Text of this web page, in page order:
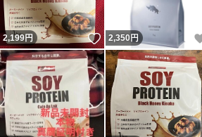
2,199円 いいね！
2,350 円